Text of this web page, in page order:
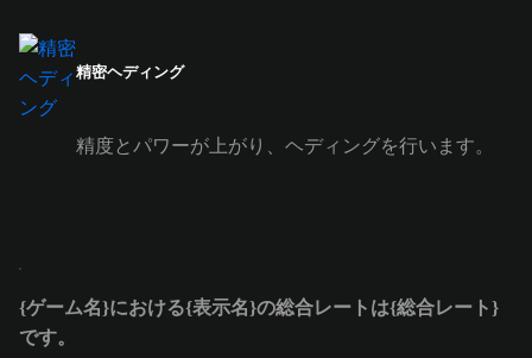
精密ヘディング
精度とパワーが上がり、ヘディングを行います。
{ゲーム名}における{表示名}の総合レートは{総合レート}
です。